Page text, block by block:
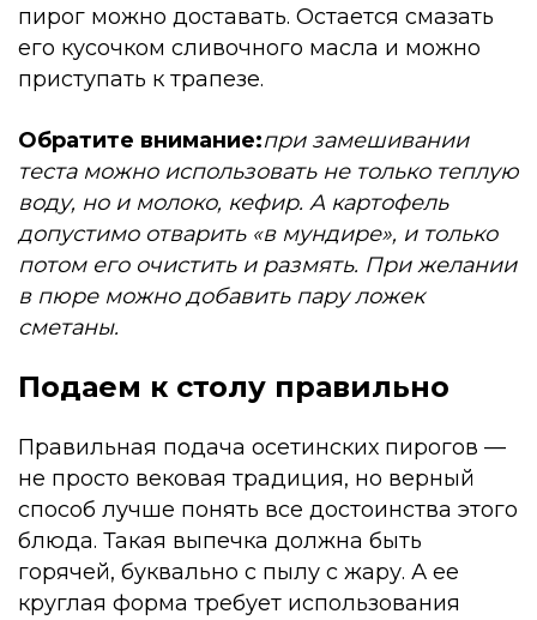
пирог можно доставать. Остается смазать
его кусочком сливочного масла и можно
приступать к трапезе.
Обратите внимание:при замешивании
теста можно использовать не только теплую
воду, но и молоко, кефир. А картофель
допустимо отварить «в мундире», и только
потом его очистить и размять. При желании
в пюре можно добавить пару ложек
сметаны.
Подаем к столу правильно
Правильная подача осетинских пирогов —
не просто вековая традиция, но верный
способ лучше понять все достоинства этого
блюда. Такая выпечка должна быть
горячей, буквально с пылу с жару. А ее
круглая форма требует использования